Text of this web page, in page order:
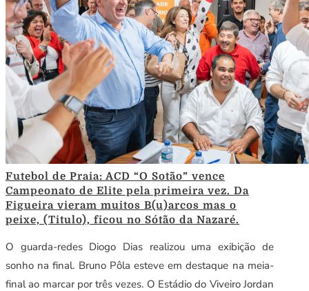
Futebol de Praia: ACD “O Sotão” vence
Campeonato de Elite pela primeira vez. Da
Figueira vieram muitos B(u)arcos mas o
peixe, (Titulo), ficou no Sótão da Nazaré.
O guarda-redes Diogo Dias realizou uma exibição de
sonho na final. Bruno Pôla esteve em destaque na meia-
final ao marcar por três vezes. O Estádio do Viveiro Jordan